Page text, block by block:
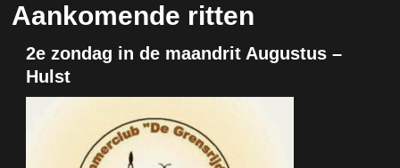
Aankomende ritten
2e zondag in de maandrit Augustus –
Hulst